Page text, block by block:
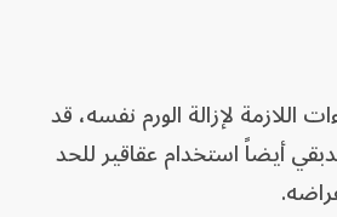
اللازمة لإزالة الورم نفسه، قد
أيضاً استخدام عقاقير للحد